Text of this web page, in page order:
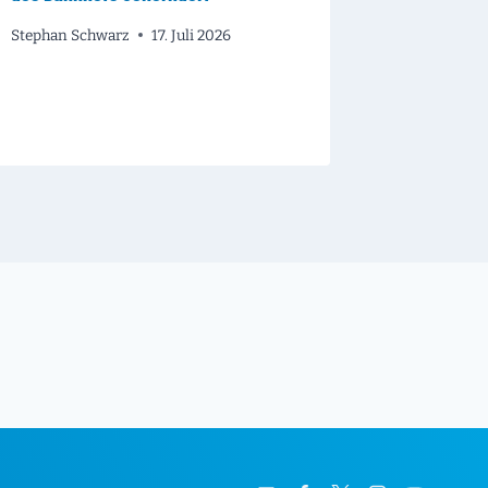
Stephan Schwarz 17. Juli 2026